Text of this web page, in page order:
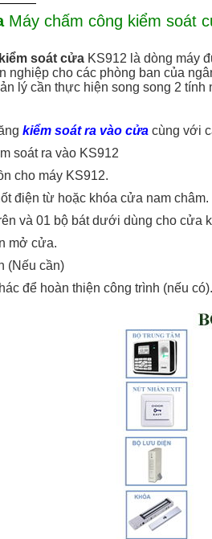
Máy chấm công kiểm soát
soát cửaKS912 là dòng máy
nghiệp cho các phòng ban của
lý cần thực hiện song song 2
kiểm soát ra vào cửacùng với
soát ra vào KS912
cho máy KS912.
điện từ hoặc khóa cửa nam châm.
và 01 bộ bát dưới dùng cho cửa
mở cửa.
(Nếu cần)
để hoàn thiện công trình (nếu có).